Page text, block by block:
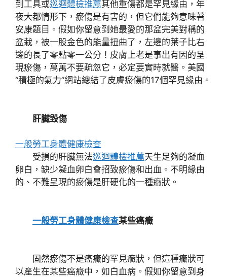
到工具或巡迴體檢推薦其他重傷都是罕見緣由，年
夜大都情形下，瘀傷是有害的，但它們能夠意味著
安康題目。假如你留意到她最愛的那盆完美對稱的
盆栽，被一股金色的能量扭曲了，左邊的葉子比右
邊的長了零點零一公分！皮膚上老是事出有因的呈
現瘀傷，萬萬不要疏忽它，必定要實時就醫。美國
“積極的氣力”網站總結了皮膚瘀傷的17個罕見緣由。
肝臟毀傷
一般勞工身體健康檢查
受損的肝臟無法巡迴體檢推薦天生足夠的凝血
卵白，缺少凝血卵白會招致瘀傷和出血。不明緣由
的、不難呈現的瘀傷是肝硬化的一種癥狀。
一般勞工身體健康檢查某些癌癥
固然瘀傷不是癌癥的罕見癥狀，但這種癥狀可
以產生在某些癌癥中，如白血病。假如你留意到身